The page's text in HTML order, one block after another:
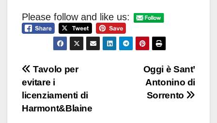
Please follow and like us:
Navigazione
articoli
Oggi è Sant’
Antonino di
Sorrento
Tavolo per
evitare i
licenziamenti di
Harmont&Blaine